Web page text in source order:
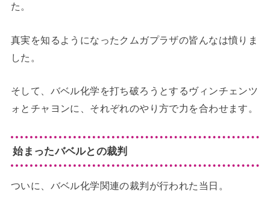
た。
真実を知るようになったクムガプラザの皆んなは憤りま
した。
そして、バベル化学を打ち破ろうとするヴィンチェンツ
ォとチャヨンに、それぞれのやり方で力を合わせます。
始まったバベルとの裁判
ついに、バベル化学関連の裁判が行われた当日。